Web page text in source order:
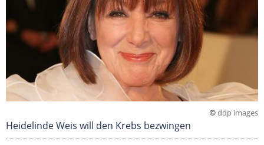
©ddp images
Heidelinde Weis will den Krebs bezwingen